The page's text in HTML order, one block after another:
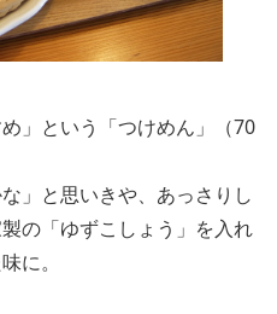
」という「つけめん」（70
」と思いきや、あっさりし
の「ゆずこしょう」を入れ
に。